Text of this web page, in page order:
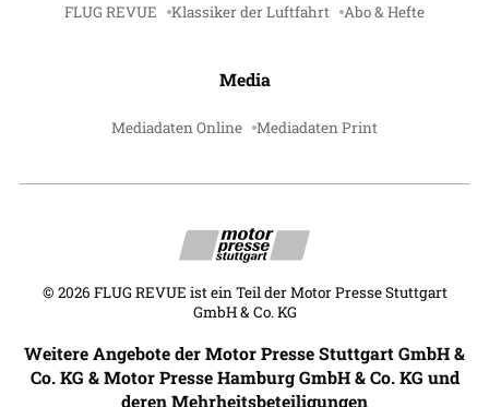
FLUG REVUE Klassiker der Luftfahrt Abo & Hefte
Media
Mediadaten Online Mediadaten Print
© 2026 FLUG REVUE ist ein Teil der Motor Presse Stuttgart
GmbH & Co. KG
Weitere Angebote der Motor Presse Stuttgart GmbH &
Co. KG & Motor Presse Hamburg GmbH & Co. KG und
deren Mehrheitsbeteiligungen